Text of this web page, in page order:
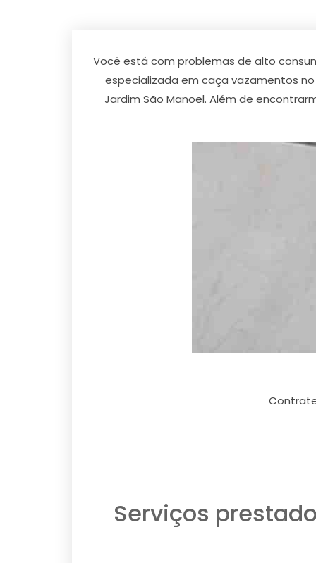
Você está com problemas de alto
especializada em caça vazamentos
Jardim São Manoel. Além de
Serviços